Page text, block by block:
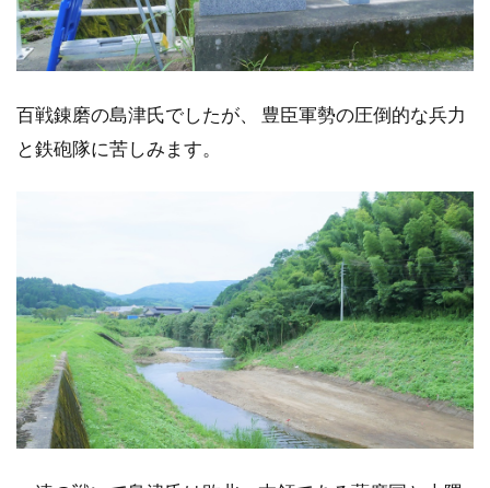
百戦錬磨の島津氏でしたが、 豊臣軍勢の圧倒的な兵力
と鉄砲隊に苦しみます。